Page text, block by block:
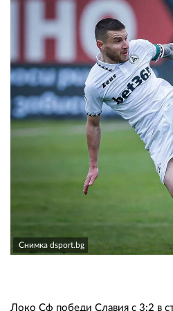
Снимка dsport.bg
Локо Сф победи Славия с 3:2 в